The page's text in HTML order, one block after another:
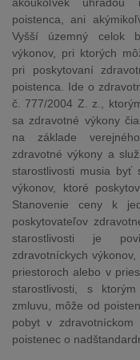
poistenca, ani
Vyšší územný celok
výkonov, pri ktorých
pri poskytovaní
poistenca. Ide o
č. 777/2004 Z. z.,
sa zdravotné výkony
na základe
zdravotné výkony a
starostlivosti musia byť
výkonov, ktoré
Stanovenie ceny k
poskytovateľov
starostlivosti je
zdravotníckych
priestoroch alebo v
starostlivosti, s
zmluvu, môže od
pobyt v
poistenec o